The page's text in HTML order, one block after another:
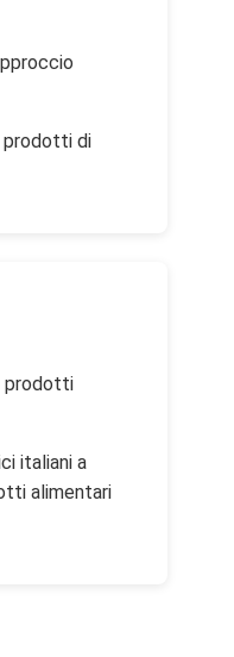
prodotti di
prodotti
italiani a
alimentari